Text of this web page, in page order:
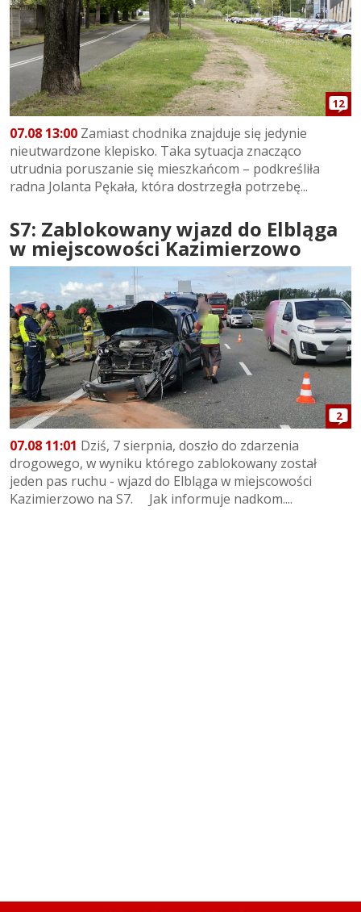
12
07.08 13:00 Zamiast chodnika znajduje się jedynie
nieutwardzone klepisko. Taka sytuacja znacząco
utrudnia poruszanie się mieszkańcom – podkreśliła
radna Jolanta Pękała, która dostrzegła potrzebę...
S7: Zablokowany wjazd do Elbląga
w miejscowości Kazimierzowo
2
07.08 11:01 Dziś, 7 sierpnia, doszło do zdarzenia
drogowego, w wyniku którego zablokowany został
jeden pas ruchu - wjazd do Elbląga w miejscowości
Kazimierzowo na S7. Jak informuje nadkom....